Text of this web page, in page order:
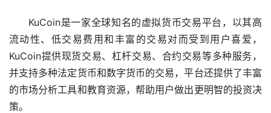
KuCoin是一家全球知名的虚拟货币交易平台，以其高
流动性、低交易费用和丰富的交易对而受到用户喜爱，
KuCoin提供现货交易、杠杆交易、合约交易等多种服务，
并支持多种法定货币和数字货币的交易，平台还提供了丰富
的市场分析工具和教育资源，帮助用户做出更明智的投资决
策。